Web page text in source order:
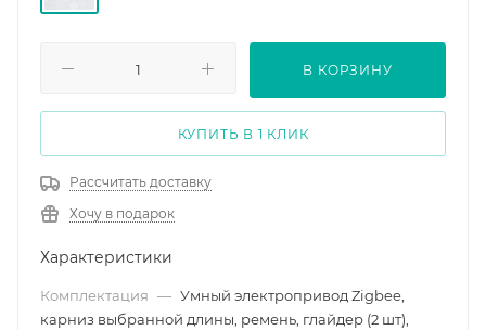
В КОРЗИНУ
КУПИТЬ В 1 КЛИК
Рассчитать доставку
Хочу в подарок
Характеристики
Комплектация — Умный электропривод Zigbee,
карниз выбранной длины, ремень, глайдер (2 шт),